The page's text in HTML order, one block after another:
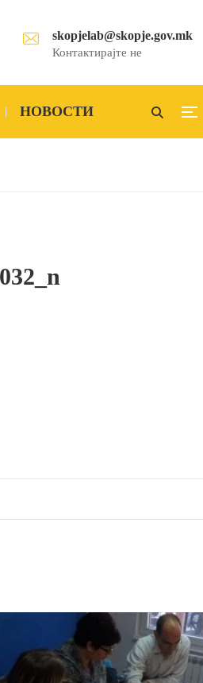
skopjelab@skopje.gov.mk
Контактирајте не
НОВОСТИ